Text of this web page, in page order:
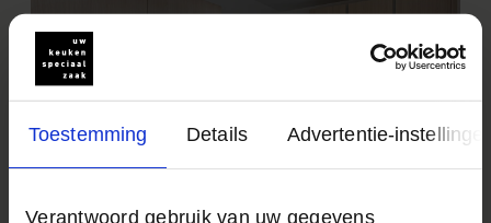
Toestemming Details Advertentie-
Verantwoord gebruik van uw gegevens
Oak Harmony